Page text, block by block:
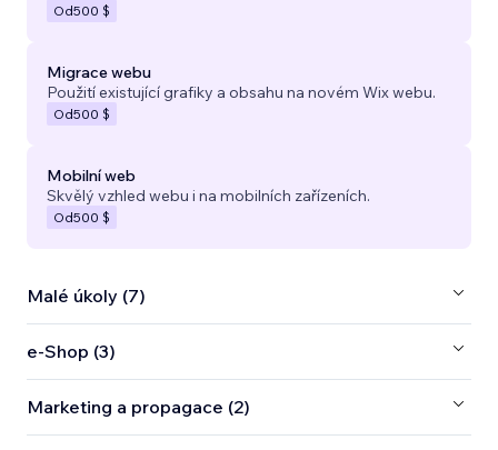
Od500 $
Migrace webu
Použití existující grafiky a obsahu na novém Wix webu.
Od500 $
Mobilní web
Skvělý vzhled webu i na mobilních zařízeních.
Od500 $
Malé úkoly (7)
e‑Shop (3)
Marketing a propagace (2)